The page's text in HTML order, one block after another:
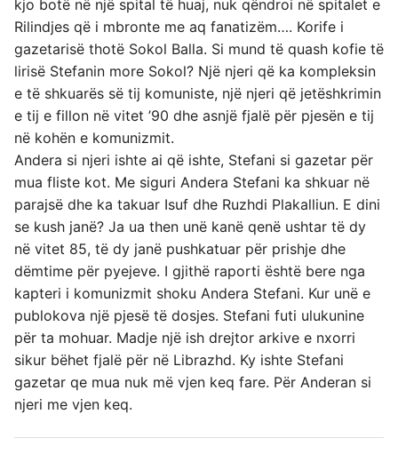
kjo botë në një spital të huaj, nuk qëndroi në spitalet e
Rilindjes që i mbronte me aq fanatizëm…. Korife i
gazetarisë thotë Sokol Balla. Si mund të quash kofie të
lirisë Stefanin more Sokol? Një njeri që ka kompleksin
e të shkuarës së tij komuniste, një njeri që jetëshkrimin
e tij e fillon në vitet ’90 dhe asnjë fjalë për pjesën e tij
në kohën e komunizmit.
Andera si njeri ishte ai që ishte, Stefani si gazetar për
mua fliste kot. Me siguri Andera Stefani ka shkuar në
parajsë dhe ka takuar Isuf dhe Ruzhdi Plakalliun. E dini
se kush janë? Ja ua then unë kanë qenë ushtar të dy
në vitet 85, të dy janë pushkatuar për prishje dhe
dëmtime për pyejeve. I gjithë raporti është bere nga
kapteri i komunizmit shoku Andera Stefani. Kur unë e
publokova një pjesë të dosjes. Stefani futi ulukunine
për ta mohuar. Madje një ish drejtor arkive e nxorri
sikur bëhet fjalë për në Librazhd. Ky ishte Stefani
gazetar qe mua nuk më vjen keq fare. Për Anderan si
njeri me vjen keq.